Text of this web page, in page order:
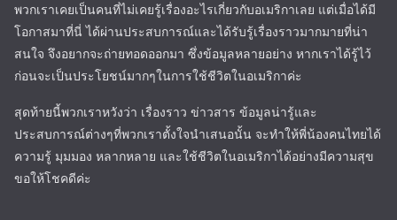
พวกเราเคยเป็นคนที่ไม่เคยรู้เรื่องอะไรเกี่ยวกับอเมริกาเลย แต่เมื่อได้มี
โอกาสมาที่นี่ ได้ผ่านประสบการณ์และได้รับรู้เรื่องราวมากมายที่น่า
สนใจ จึงอยากจะถ่ายทอดออกมา ซึ่งข้อมูลหลายอย่าง หากเราได้รู้ไว้
ก่อนจะเป็นประโยชน์มากๆในการใช้ชีวิตในอเมริกาค่ะ
สุดท้ายนี้พวกเราหวังว่า เรื่องราว ข่าวสาร ข้อมูลน่ารู้และ
ประสบการณ์ต่างๆที่พวกเราตั้งใจนำเสนอนั้น จะทำให้พี่น้องคนไทยได้
ความรู้ มุมมอง หลากหลาย และใช้ชีวิตในอเมริกาได้อย่างมีความสุข
ขอให้โชคดีค่ะ